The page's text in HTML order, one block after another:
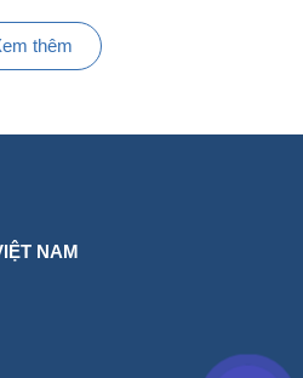
thêm
NAM